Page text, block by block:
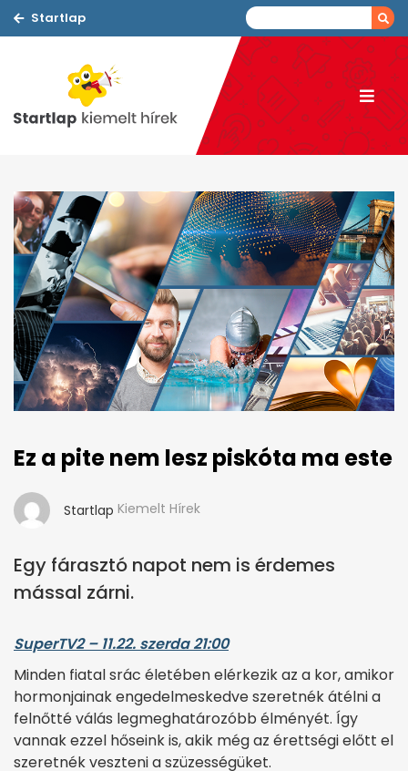
Startlap
Ez a pite nem lesz piskóta ma este
Startlap Kiemelt Hírek
Egy fárasztó napot nem is érdemes
mással zárni.
SuperTV2 – 11.22. szerda 21:00
Minden fiatal srác életében elérkezik az a kor, amikor
hormonjainak engedelmeskedve szeretnék átélni a
felnőtté válás legmeghatározóbb élményét. Így
vannak ezzel hőseink is, akik még az érettségi előtt el
szeretnék veszteni a szüzességüket.